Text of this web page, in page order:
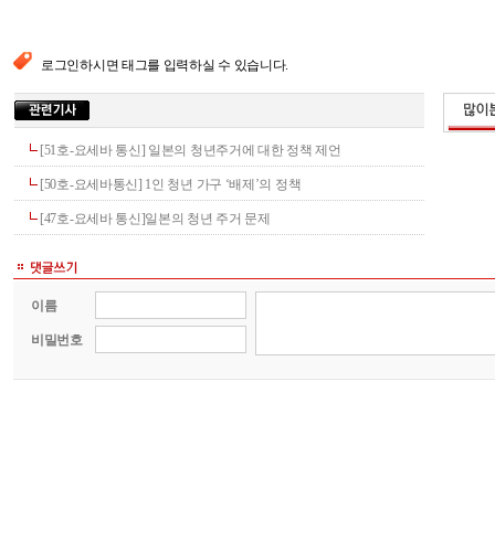
로그인하시면 태그를 입력하실 수 있습니다.
[51호-요세바 통신] 일본의 청년주거에 대한 정책 제언
[50호-요세바통신] 1인 청년 가구 ‘배제’의 정책
[47호-요세바 통신]일본의 청년 주거 문제
이름
비밀번호